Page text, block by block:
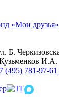
«Мои друзья»
Б.
И.А.
(495) 781-97-